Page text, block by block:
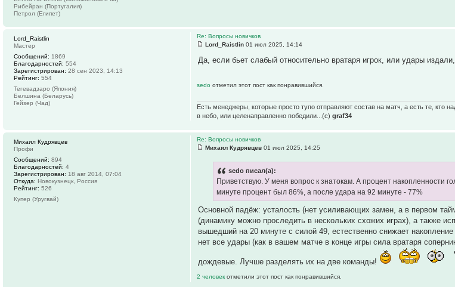
Рибейран (Португалия)
Петрол (Египет)
Re: Вопросы новичков
Lord_Raistlin 01 июл 2025, 14:14
Да, если бьет слабый относительно вратаря игрок, или удары
sedoотметил этот пост как понравившийся.
Есть менеджеры, которые просто тупо отправляют состав на матч, а есть те, кто
в небо, или целенаправленно победили...(с)graf34
Lord_Raistlin
Мастер
Сообщений: 1869
Благодарностей: 554
Зарегистрирован: 28 сен 2023, 14:13
Рейтинг: 554
Тегевадзаро (Япония)
Белшина (Беларусь)
Гейзер (Чад)
Re: Вопросы новичков
Михаил Кудрявцев 01 июл 2025, 14:25
sedo писал(а):
Приветствую. У меня вопрос к знатокам. А процент накопленности
минуте процент был 86%, а после удара на 92 минуте - 77%
Основной падёж: усталость (нет усиливающих замен, а в первом
(динамику можно проследить в нескольких схожих играх), а также
вышедший на 20 минуте с силой 49, естественно снижает
нет все удары (как в вашем матче в конце игры сила вратаря
дождевые. Лучше разделять их на две команды!
2 человекотметили этот пост как понравившийся.
Михаил Кудрявцев
Профи
Сообщений: 894
Благодарностей: 4
Зарегистрирован: 18 авг 2014, 07:04
Откуда: Новокузнецк, Россия
Рейтинг: 526
Купер (Уругвай)